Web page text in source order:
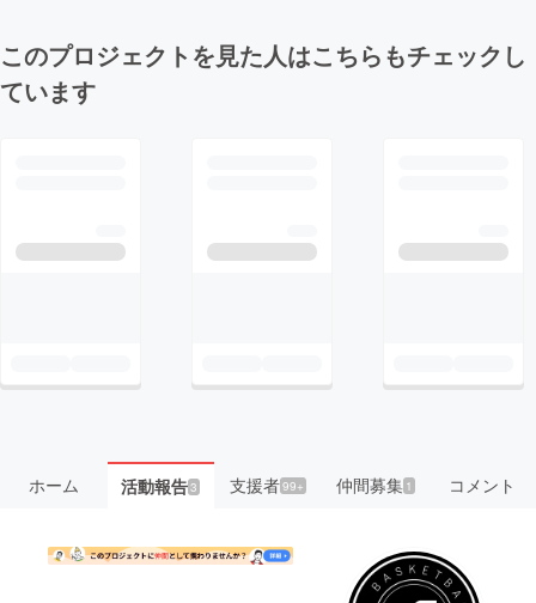
このプロジェクトを見た人はこちらもチェックし
ています
ホーム 活動報告3 支援者99+ 仲間募集 1 コメント